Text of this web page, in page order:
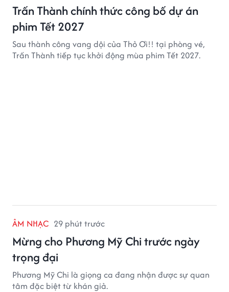
Trấn Thành chính thức công bố dự án
phim Tết 2027
Sau thành công vang dội của Thỏ Ơi!! tại phòng vé,
Trấn Thành tiếp tục khởi động mùa phim Tết 2027.
ÂM NHẠC 29 phút trước
Mừng cho Phương Mỹ Chi trước ngày
trọng đại
Phương Mỹ Chi là giọng ca đang nhận được sự quan
tâm đặc biệt từ khán giả.